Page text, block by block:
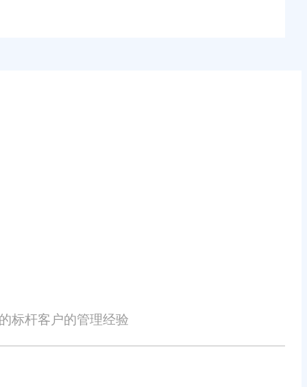
略，无论是实体店铺、电商平台还
为错误，降低了运营成本。
标杆客户的管理经验